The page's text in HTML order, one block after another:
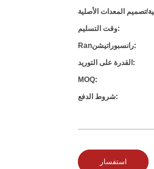
وقت التسليم:
Ranرانسبوراتيشن:
القدرة على التوريد:
MOQ:
شروط الدفع:
استفسار